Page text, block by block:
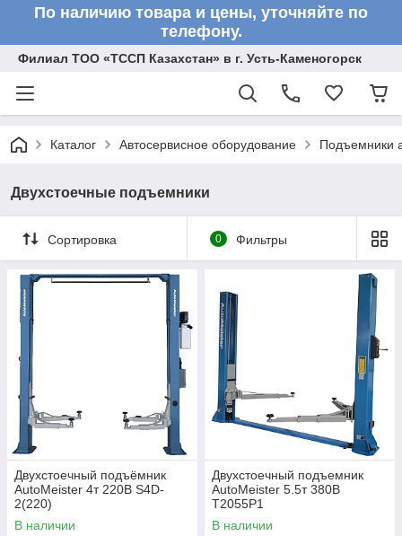
По наличию товара и цены, уточняйте по
телефону.
Филиал ТОО «ТССП Казахстан» в г. Усть-Каменогорск
Каталог Автосервисное оборудование Подъемники
Двухстоечные подъемники
Сортировка 0 Фильтры
Двухстоечный подъёмник
AutoMeister 4т 220В S4D-
2(220)
В наличии
Двухстоечный подъемник
AutoMeister 5.5т 380В
T2055P1
В наличии